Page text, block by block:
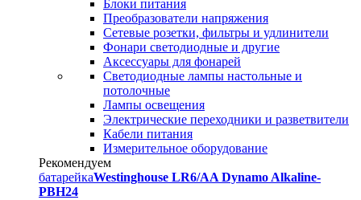
Блоки питания
Преобразователи напряжения
Сетевые розетки, фильтры и удлинители
Фонари светодиодные и другие
Аксессуары для фонарей
Светодиодные лампы настольные и
потолочные
Лампы освещения
Электрические переходники и разветвители
Кабели питания
Измерительное оборудование
Рекомендуем
батарейкаWestinghouse LR6/AA Dynamo Alkaline-
PBH24